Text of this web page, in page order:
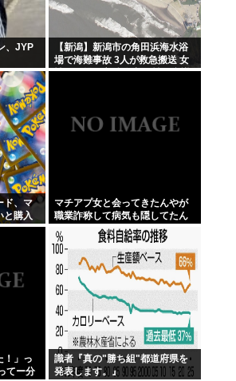
、JYP
【新潟】新潟市の角田浜海水浴
場で海難事故 3人が救急搬送 女
性と男児が心肺停止 男性は意識
ド、マ
と購入
マチアプ女と会ってきたんやが
職業詐称して病気も隠してたん
やが
！」っ
てー分
識者『真の"勝ち組"都道府県を
発表します。』